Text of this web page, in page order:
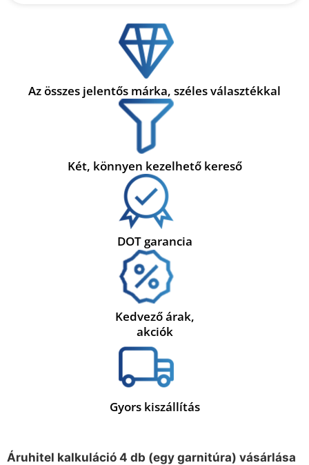
Az összes jelentős márka, széles választékkal
Két, könnyen kezelhető kereső
DOT garancia
Kedvező árak,
akciók
Gyors kiszállítás
Áruhitel kalkuláció 4 db (egy garnitúra) vásárlása